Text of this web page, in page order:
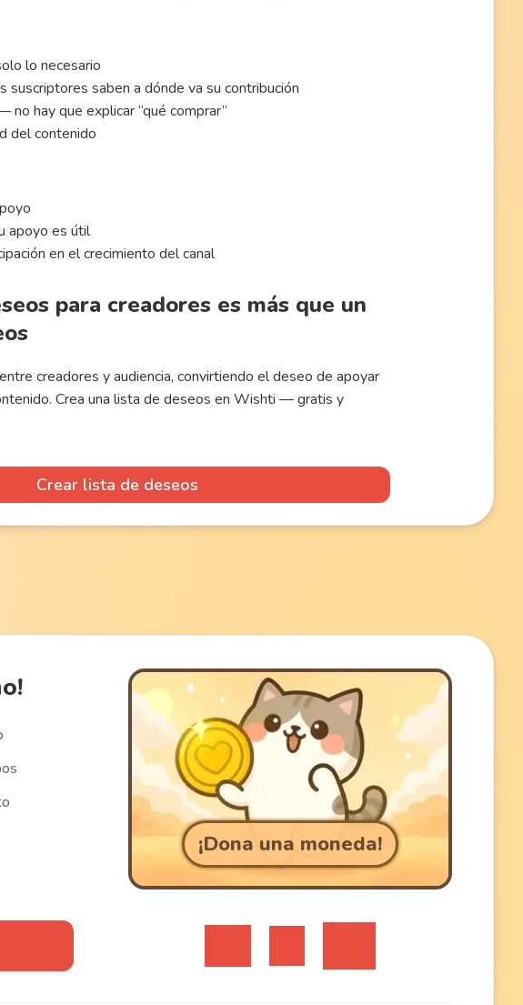
lo necesario
suscriptores saben a dónde va su contribución
hay que explicar “qué comprar”
del contenido
apoyo es útil
en el crecimiento del canal
para creadores es más que un
creadores y audiencia, convirtiendo el deseo de apoyar
Crea una lista de deseos en Wishti — gratis y
Crear lista de deseos
¡Dona una moneda!